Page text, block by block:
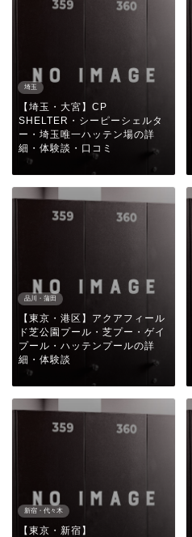
埼玉
【埼玉・大宮】CP
SHELTER・シーピーシェルタ
ー・埼玉唯一ハッテン場の詳
細・体験談・口コミ
品川・蒲田
【東京・港区】アクアフィール
ド芝公園プール・芝プー・ゲイ
プール・ハッテンプールの詳
細・体験談
新宿・代々木
【東京・新宿】